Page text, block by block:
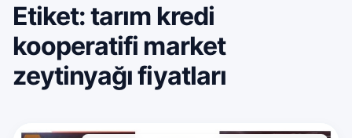
Etiket:tarım kredi
kooperatifi market
zeytinyağı fiyatları